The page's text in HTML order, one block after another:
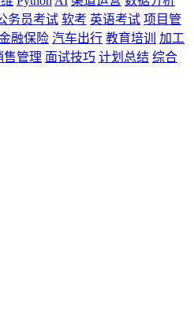
务员考试 软考 英语考试 项目管
融保险 汽车出行 教育培训
加工
售管理 面试技巧 计划总结 综合